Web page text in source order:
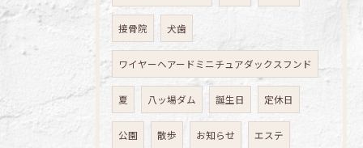
接骨院 犬歯
ワイヤーヘアードミニチュアダックスフンド
夏 八ッ場ダム 誕生日 定休日
公園 散歩 お知らせ エステ